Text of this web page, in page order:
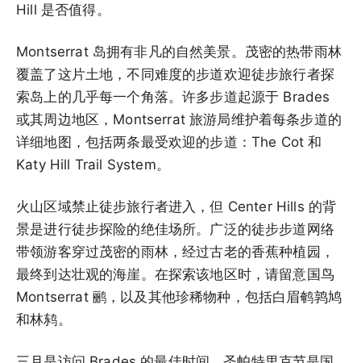
Hill 是否值得。
Montserrat 岛拥有非凡的自然美景。茂密的热带雨林
覆盖了这片土地，不同难度的步道欢迎徒步旅行者探
索岛上的几乎每一个角落。许多步道起源于 Brades
或其周边地区，Montserrat 旅游局维护着每条步道的
详细地图，包括两条最受欢迎的步道：The Cot 和
Katy Hill Trail System。
火山区域禁止徒步旅行者进入，但 Center Hills 的背
景是进行徒步探险的绝佳场所。广泛的徒步步道网络
带领游客穿过茂密的雨林，经过古老的香蕉种植园，
最终到达壮观的海崖。在探索该地区时，请留意国鸟
Montserrat 鹂，以及其他珍稀物种，包括白眉鹌鹑鸠
和林鸫。